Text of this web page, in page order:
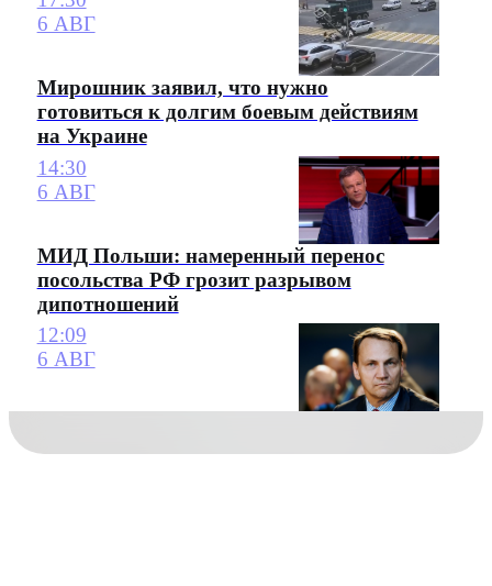
6 АВГ
Мирошник заявил, что нужно
готовиться к долгим боевым действиям
на Украине
14:30
6 АВГ
МИД Польши: намеренный перенос
посольства РФ грозит разрывом
дипотношений
12:09
6 АВГ